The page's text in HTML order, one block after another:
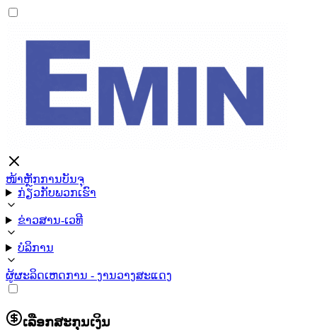
ໜ້າຫຼັກການບັນຈຸ
ກ່ຽວກັບພວກເຮົາ
ຂ່າວສານ-ເວທີ
ບໍລິການ
ຜູ້ຜະລິດເຫດການ - ງານວາງສະແດງ
ເລືອກສະກຸນເງິນ